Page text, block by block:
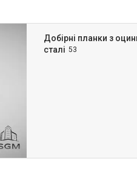
Добірні планки з
сталі 53